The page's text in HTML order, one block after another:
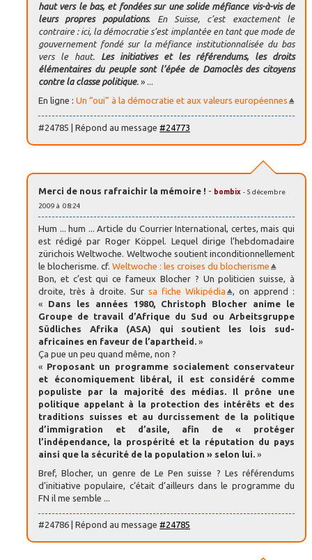
haut vers le bas, et fondées sur une solide méfiance vis-à-vis de
leurs propres populations. En Suisse, c’est exactement le
contraire : ici, la démocratie s’est implantée en tant que mode de
gouvernement fondé sur la méfiance institutionnalisée du bas
vers le haut. Les initiatives et les référendums, les droits
élémentaires du peuple sont l’épée de Damoclès des citoyens
contre la classe politique. » ...
En ligne : Un “oui” à la démocratie et aux valeurs européennes
#24785 | Répond au message #24773
Merci de nous rafraichir la mémoire ! - bombix - 5 décembre
2009 à 08:24
Hum ... hum ... Article du Courrier International, certes, mais qui
est rédigé par Roger Köppel. Lequel dirige l’hebdomadaire
zürichois Weltwoche. Weltwoche soutient inconditionnellement
le blocherisme. cf. Weltwoche : les croises du blocherisme
Bon, et c’est qui ce fameux Blocher ? Un politicien suisse, à
droite, très à droite. Sur sa fiche Wikipédia
, on apprend :
« Dans les années 1980, Christoph Blocher anime le
Groupe de travail d’Afrique du Sud ou Arbeitsgruppe
Südliches Afrika (ASA) qui soutient les lois sud-
africaines en faveur de l’apartheid. »
Ça pue un peu quand même, non ?
« Proposant un programme socialement conservateur
et économiquement libéral, il est considéré comme
populiste par la majorité des médias. Il prône une
politique appelant à la protection des intérêts et des
traditions suisses et au durcissement de la politique
d’immigration et d’asile, afin de « protéger
l’indépendance, la prospérité et la réputation du pays
ainsi que la sécurité de la population » selon lui. »
Bref, Blocher, un genre de Le Pen suisse ? Les référendums
d’initiative populaire, c’était d’ailleurs dans le programme du
FN il me semble ...
#24786 | Répond au message #24785